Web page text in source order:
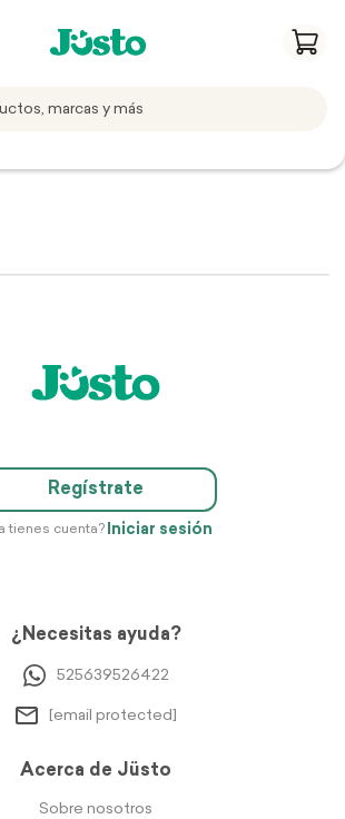
Regístrate
tienes cuenta? Iniciar sesión
¿Necesitas ayuda?
525639526422
[email protected]
Acerca de Jüsto
Sobre nosotros